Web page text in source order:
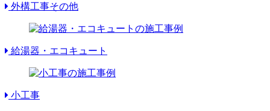
外構工事その他
給湯器・エコキュート
小工事